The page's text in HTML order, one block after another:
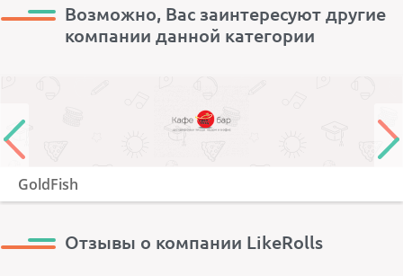
Возможно, Вас заинтересуют другие
компании данной категории
GoldFish
Отзывы о компании LikeRolls